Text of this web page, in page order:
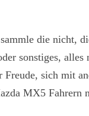
die nicht,
sonstiges, alles
Freude, sich mit
MX5 Fahrern